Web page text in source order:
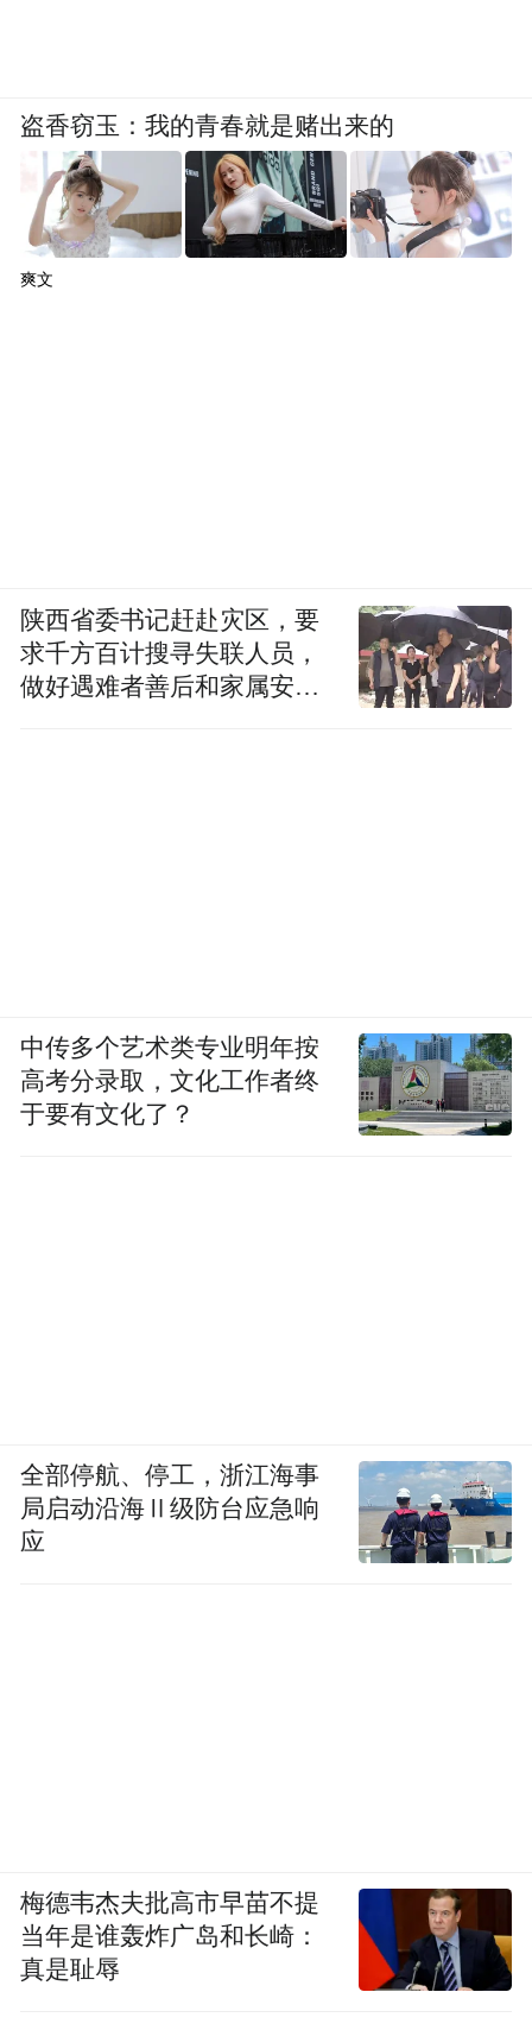
盗香窃玉：我的青春就是赌出来的
爽文
陕西省委书记赶赴灾区，要
求千方百计搜寻失联人员，
做好遇难者善后和家属安抚
中传多个艺术类专业明年按
高考分录取，文化工作者终
于要有文化了？
全部停航、停工，浙江海事
局启动沿海Ⅱ级防台应急响
应
梅德韦杰夫批高市早苗不提
当年是谁轰炸广岛和长崎：
真是耻辱